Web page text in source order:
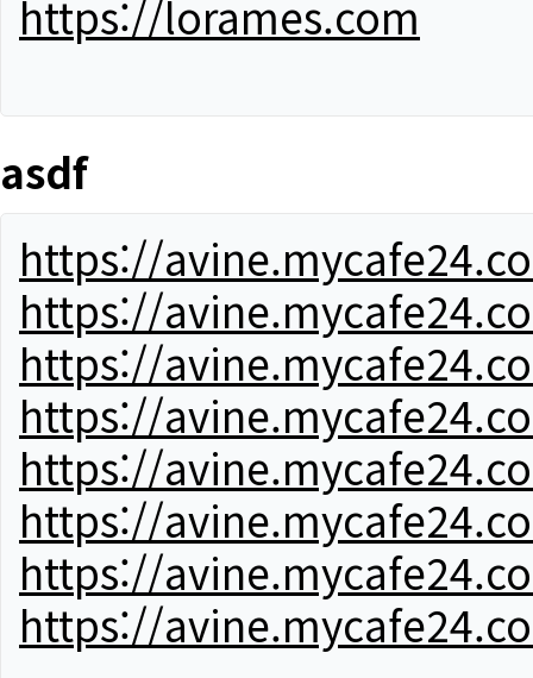
https://lorames.com
asdf
https://
https://
https://
https://
https://
https://
https://
https://